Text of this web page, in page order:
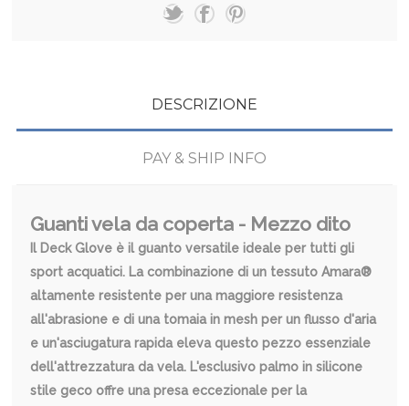
DESCRIZIONE
PAY & SHIP INFO
Guanti vela da coperta - Mezzo dito
Il Deck Glove è il guanto versatile ideale per tutti gli
sport acquatici. La combinazione di un tessuto Amara®
altamente resistente per una maggiore resistenza
all'abrasione e di una tomaia in mesh per un flusso d'aria
e un'asciugatura rapida eleva questo pezzo essenziale
dell'attrezzatura da vela. L'esclusivo palmo in silicone
stile geco offre una presa eccezionale per la